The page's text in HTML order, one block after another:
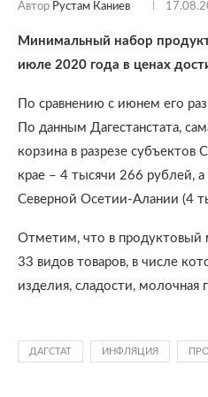
Автор Рустам Каниев
Минимальный набор
июле 2020 года в ценах
По сравнению с июнем его
По данным Дагестанстата,
корзина в разрезе
крае – 4 тысячи 266 рублей, а
Северной Осетии-Алании (4
Отметим, что в продуктовый
33 видов товаров, в числе
изделия, сладости, молочная
ДАГСТАТ ИНФЛЯЦИЯ